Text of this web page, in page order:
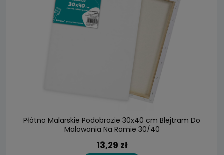
Płótno Malarskie Podobrazie 30x40 cm Blejtram Do
Malowania Na Ramie 30/40
13,29 zł